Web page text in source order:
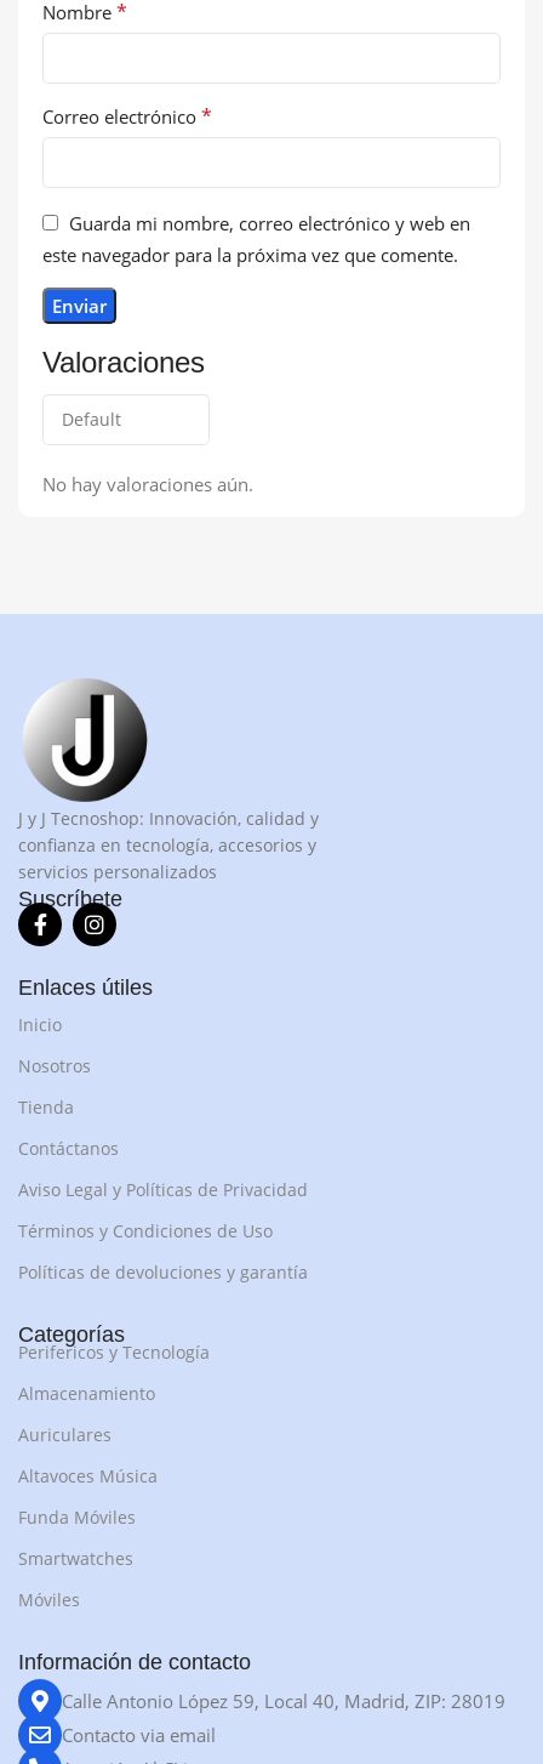
Valoraciones
No hay valoraciones aún.
Nombre *
Correo electrónico *
Guarda mi nombre, correo electrónico y web en
este navegador para la próxima vez que comente.
J y J Tecnoshop: Innovación, calidad y
confianza en tecnología, accesorios y
servicios personalizados
Suscríbete
Enlaces útiles
Inicio
Nosotros
Tienda
Contáctanos
Aviso Legal y Políticas de Privacidad
Términos y Condiciones de Uso
Políticas de devoluciones y garantía
Categorías
Perifericos y Tecnología
Almacenamiento
Auriculares
Altavoces Música
Funda Móviles
Smartwatches
Móviles
Información de contacto
Calle Antonio López 59, Local 40, Madrid, ZIP: 28019
Contacto via email